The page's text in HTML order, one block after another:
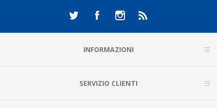
INFORMAZIONI
SERVIZIO CLIENTI